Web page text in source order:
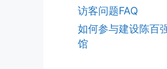
访客问题FAQ
如何参与建设陈百
馆